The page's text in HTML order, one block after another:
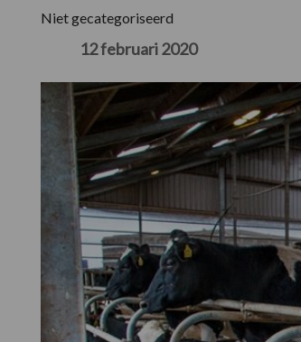
Niet gecategoriseerd
12 februari 2020